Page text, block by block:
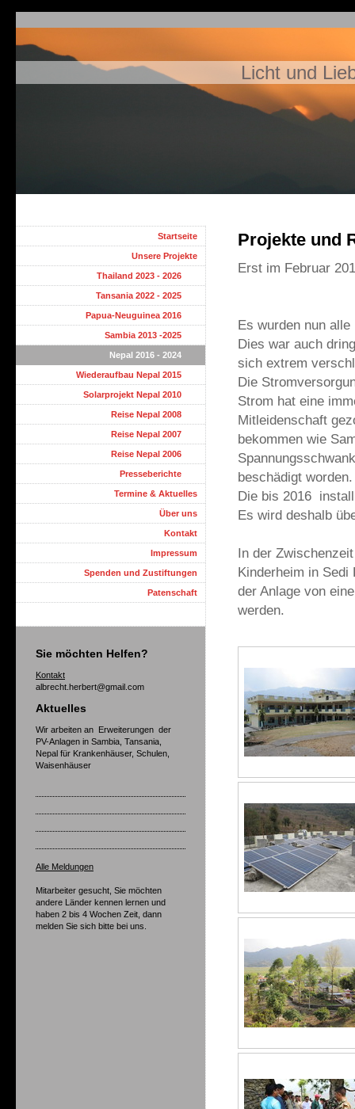
Licht und
Projekte und
Erst im Februar
Es wurden nun
Dies war auch
sich extrem
Die
Strom hat eine
Mitleidenschaft
bekommen wie
beschädigt worden.
Die bis 2016
Es wird deshalb
In der
Kinderheim in
der Anlage von
werden.
Startseite
Unsere Projekte
Thailand 2023 - 2026
Tansania 2022 - 2025
Papua-Neuguinea 2016
Sambia 2013 -2025
Nepal 2016 - 2024
Wiederaufbau Nepal 2015
Solarprojekt Nepal 2010
Reise Nepal 2008
Reise Nepal 2007
Reise Nepal 2006
Presseberichte
Termine & Aktuelles
Über uns
Kontakt
Impressum
Spenden und Zustiftungen
Patenschaft
Sie möchten Helfen?
Kontakt
albrecht.herbert@gmail.com
Aktuelles
Wir arbeiten an Erweiterungen der
PV-Anlagen in Sambia, Tansania,
Nepal für Krankenhäuser, Schulen,
Waisenhäuser
Alle Meldungen
Mitarbeiter gesucht, Sie möchten
andere Länder kennen lernen und
haben 2 bis 4 Wochen Zeit, dann
melden Sie sich bitte bei uns.